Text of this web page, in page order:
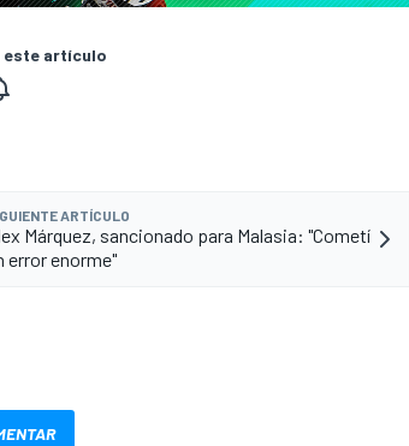
este artículo
ARTÍCULO
Márquez, sancionado para Malasia: "Cometí
error enorme"